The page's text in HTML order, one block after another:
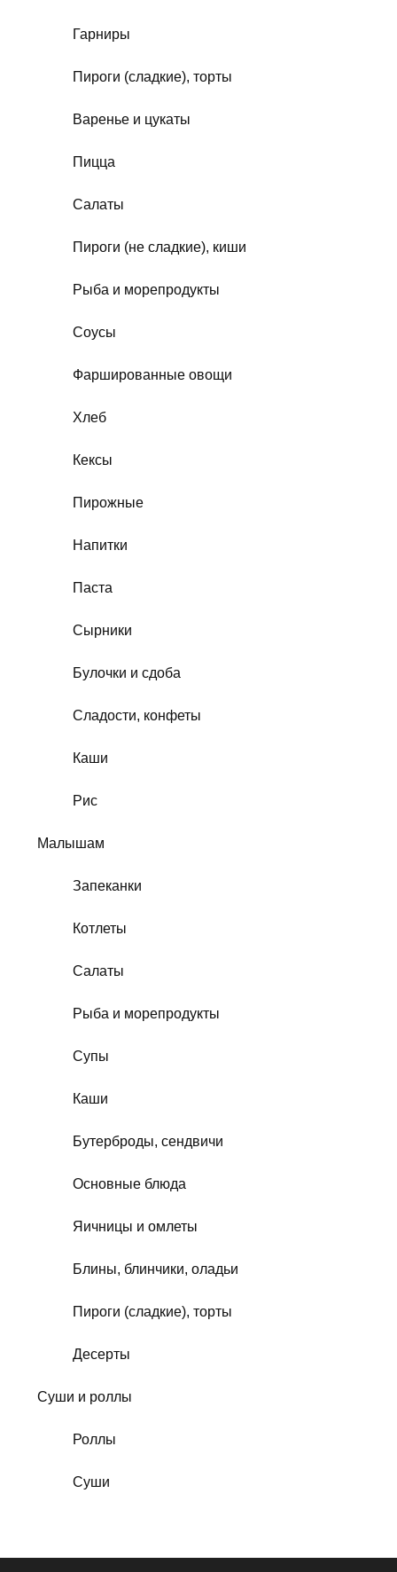
Гарниры
Пироги (сладкие), торты
Варенье и цукаты
Пицца
Салаты
Пироги (не сладкие), киши
Рыба и морепродукты
Соусы
Фаршированные овощи
Хлеб
Кексы
Пирожные
Напитки
Паста
Сырники
Булочки и сдоба
Сладости, конфеты
Каши
Рис
Малышам
Запеканки
Котлеты
Салаты
Рыба и морепродукты
Супы
Каши
Бутерброды, сендвичи
Основные блюда
Яичницы и омлеты
Блины, блинчики, оладьи
Пироги (сладкие), торты
Десерты
Суши и роллы
Роллы
Суши